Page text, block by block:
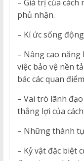
– Giá trị của
phủ nhận.
– Kí ức sống
– Nâng cao
việc bảo vệ nền
bác các quan
– Vai trò lãnh
thắng lợi của
– Những thành
– Kỷ vật đặc biệt